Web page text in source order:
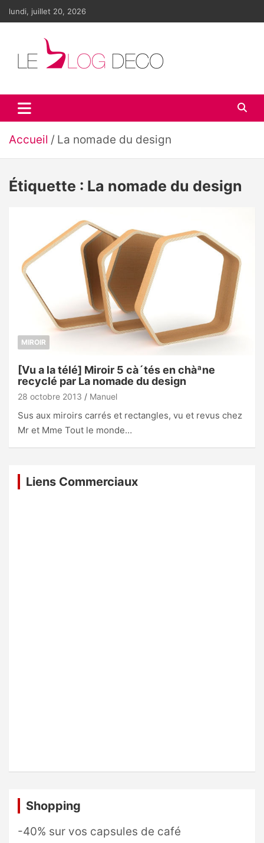
Aller
lundi, juillet 20, 2026
Le blog déco
LE blog de la décoration d'intérieur et du design
Accueil La nomade du design
Étiquette : La nomade du design
MIROIR
[Vu a la télé] Miroir 5 cà´tés en chàªne
recyclé par La nomade du design
28 octobre 2013 Manuel
Sus aux miroirs carrés et rectangles, vu et revus chez
Mr et Mme Tout le monde…
Liens Commerciaux
Shopping
-40% sur vos capsules de café